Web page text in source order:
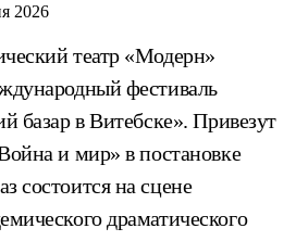
2026
театр «Модерн»
фестиваль
базар в Витебске». Привезут
и мир» в постановке
состоится на сцене
драматического